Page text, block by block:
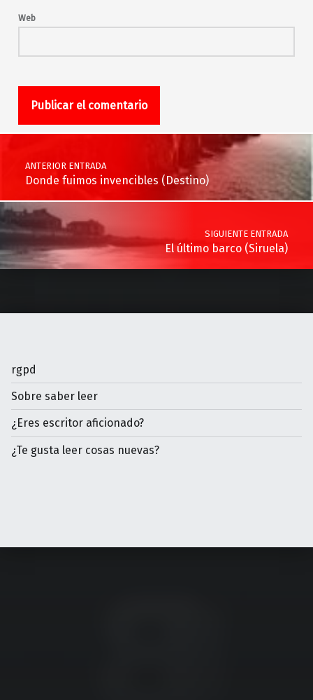
Web
Navegación de entradas
ANTERIOR ENTRADA
Donde fuimos invencibles (Destino)
SIGUIENTE ENTRADA
El último barco (Siruela)
rgpd
Sobre saber leer
¿Eres escritor aficionado?
¿Te gusta leer cosas nuevas?